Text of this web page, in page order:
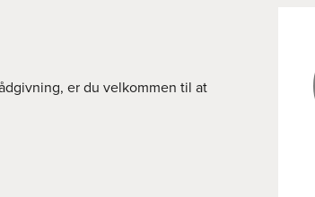
er du velkommen til at